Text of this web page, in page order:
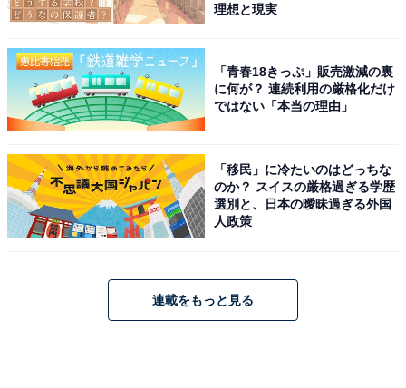
新潟出身、静岡在住の元プロドラマー。ライター執筆歴
ブに出かけること。最近はeSportsの試合観戦が楽しみで
す。メインMCを担当するPodcast番組「だいたい二畳半
｜ホントは面白い住まいの話」をSpotifyやApplePodcast
次ページ
9位までの全ランキング結果を見
る
理想と現実
「青春18きっぷ」販売激減の裏
に何が？ 連続利用の厳格化だけ
ではない「本当の理由」
「移民」に冷たいのはどっちな
のか？ スイスの厳格過ぎる学歴
選別と、日本の曖昧過ぎる外国
人政策
連載をもっと見る